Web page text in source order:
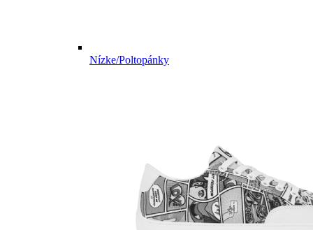
Nízke/Poltopánky